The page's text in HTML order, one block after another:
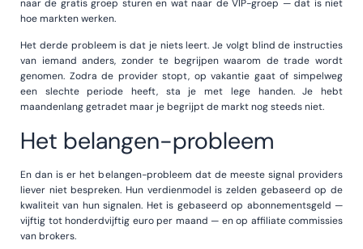
naar de gratis groep sturen en wat naar de VIP-groep — dat is niet
hoe markten werken.
Het derde probleem is dat je niets leert. Je volgt blind de instructies
van iemand anders, zonder te begrijpen waarom de trade wordt
genomen. Zodra de provider stopt, op vakantie gaat of simpelweg
een slechte periode heeft, sta je met lege handen. Je hebt
maandenlang getradet maar je begrijpt de markt nog steeds niet.
Het belangen-probleem
En dan is er het belangen-probleem dat de meeste signal providers
liever niet bespreken. Hun verdienmodel is zelden gebaseerd op de
kwaliteit van hun signalen. Het is gebaseerd op abonnementsgeld —
vijftig tot honderdvijftig euro per maand — en op affiliate commissies
van brokers.